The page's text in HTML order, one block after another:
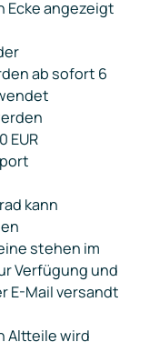
Ecke angezeigt
ab sofort 6
EUR
kann
stehen im
Verfügung und
E-Mail versandt
Altteile wird